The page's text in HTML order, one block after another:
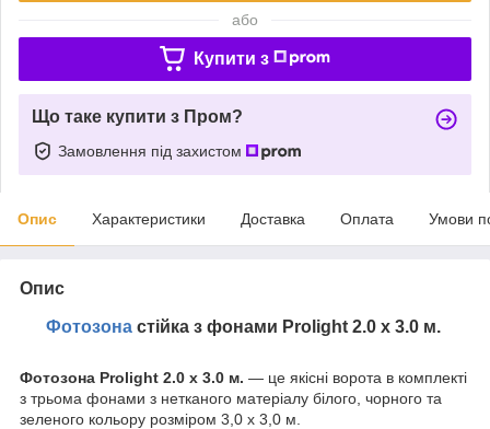
або
Купити з
Що таке купити з Пром?
Замовлення під захистом
Опис Характеристики Доставка Оплата Умови
Опис
Фотозонастійка з фонами Prolight 2.0 x 3.0 м.
Фотозона Prolight 2.0 x 3.0 м. — це якісні ворота в комплекті
з трьома фонами з нетканого матеріалу білого, чорного та
зеленого кольору розміром 3,0 х 3,0 м.